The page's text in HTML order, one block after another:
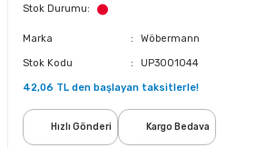
Sistemi
Stok Durumu
Marka Wöbermann
Stok Kodu UP3001044
42,06 TL den başlayan taksitlerle!
Hızlı Gönderi Kargo Bedava